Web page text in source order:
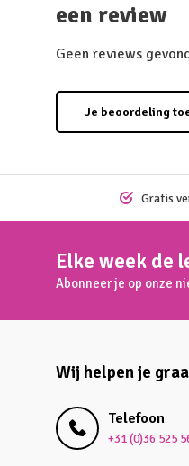
een review
Geen reviews
Je beoordeling
Gratis
Elke week de
Abonneer je op onze
Wij helpen je
Telefoon
+31 (0)36 525